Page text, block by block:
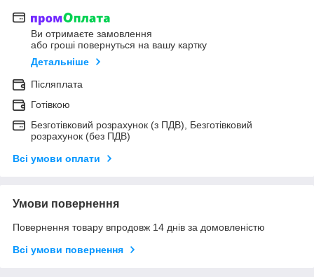
Ви отримаєте замовлення
або гроші повернуться на вашу картку
Детальніше
Післяплата
Готівкою
Безготівковий розрахунок (з ПДВ), Безготівковий
розрахунок (без ПДВ)
Всі умови оплати
Умови повернення
Повернення товару впродовж 14 днів за домовленістю
Всі умови повернення